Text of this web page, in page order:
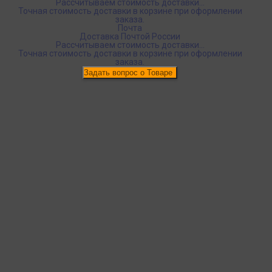
Рассчитываем стоимость доставки...
Точная стоимость доставки в корзине при оформлении
заказа.
Почта
Доставка Почтой России
Рассчитываем стоимость доставки...
Точная стоимость доставки в корзине при оформлении
заказа.